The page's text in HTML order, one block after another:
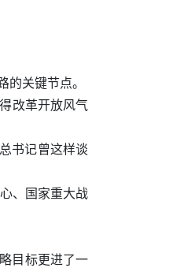
关键节点。
改革开放风气
书记曾这样谈
、国家重大战
目标更进了一